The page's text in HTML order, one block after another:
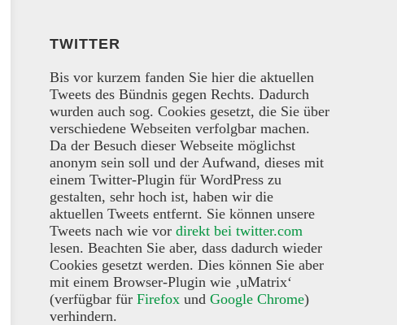
TWITTER
Bis vor kurzem fanden Sie hier die aktuellen
Tweets des Bündnis gegen Rechts. Dadurch
wurden auch sog. Cookies gesetzt, die Sie über
verschiedene Webseiten verfolgbar machen.
Da der Besuch dieser Webseite möglichst
anonym sein soll und der Aufwand, dieses mit
einem Twitter-Plugin für WordPress zu
gestalten, sehr hoch ist, haben wir die
aktuellen Tweets entfernt. Sie können unsere
Tweets nach wie vordirekt bei twitter.com
lesen. Beachten Sie aber, dass dadurch wieder
Cookies gesetzt werden. Dies können Sie aber
mit einem Browser-Plugin wie ‚uMatrix‘
(verfügbar fürFirefox undGoogle Chrome)
verhindern.